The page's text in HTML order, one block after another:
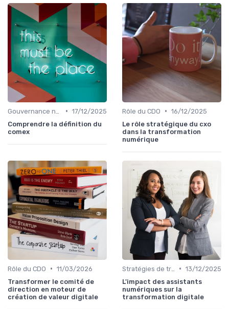
• 17/12/2025
Comprendre la définition du
comex
Rôle du CDO • 16/12/2025
Le rôle stratégique du cxo
dans la transformation
numérique
Rôle du CDO • 11/03/2026
Transformer le comité de
direction en moteur de
création de valeur digitale
• 13/12/2025
L'impact des assistants
numériques sur la
transformation digitale